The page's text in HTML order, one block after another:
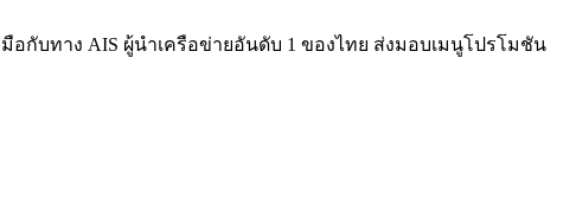
อกับทาง AIS ผู้นำเครือข่ายอันดับ 1 ของไทย ส่งมอบเมนูโปรโมชัน